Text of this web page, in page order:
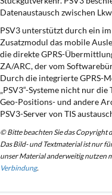
Datenaustausch zwischen
PSV3 unterstützt durch ein
Zusatzmodul das mobile
die direkte GPRS-
ZA/ARC, der vom
Durch die integrierte GPRS-
„PSV3“-Systeme nicht nur
Geo-Positions- und andere
PSV3-Server von TIS
© Bitte beachten Sie das Copyright
Das Bild- und Textmaterial ist nur
unser Material anderweitig nutzen
Verbindung.